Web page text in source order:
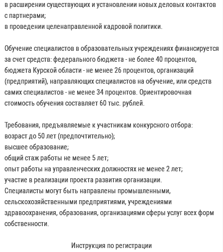
в расширении существующих и установлении новых деловых контактов
с партнерами;
в проведении целенаправленной кадровой политики.
Обучение специалистов в образовательных учреждениях финансируется
за счет средств: федерального бюджета - не более 40 процентов,
бюджета Курской области - не менее 26 процентов, организаций
(предприятий), направляющих специалистов на обучение, или средств
самих специалистов - не менее 34 процентов. Ориентировочная
стоимость обучения составляет 60 тыс. рублей.
Требования, предъявляемые к участникам конкурсного отбора:
возраст до 50 лет (предпочтительно);
высшее образование;
общий стаж работы не менее 5 лет;
опыт работы на управленческих должностях не менее 2 лет;
участие в реализации проекта развития организации.
Специалисты могут быть направлены промышленными,
сельскохозяйственными предприятиями, учреждениями
здравоохранения, образования, организациями сферы услуг всех форм
собственности.
Инструкция по регистрации